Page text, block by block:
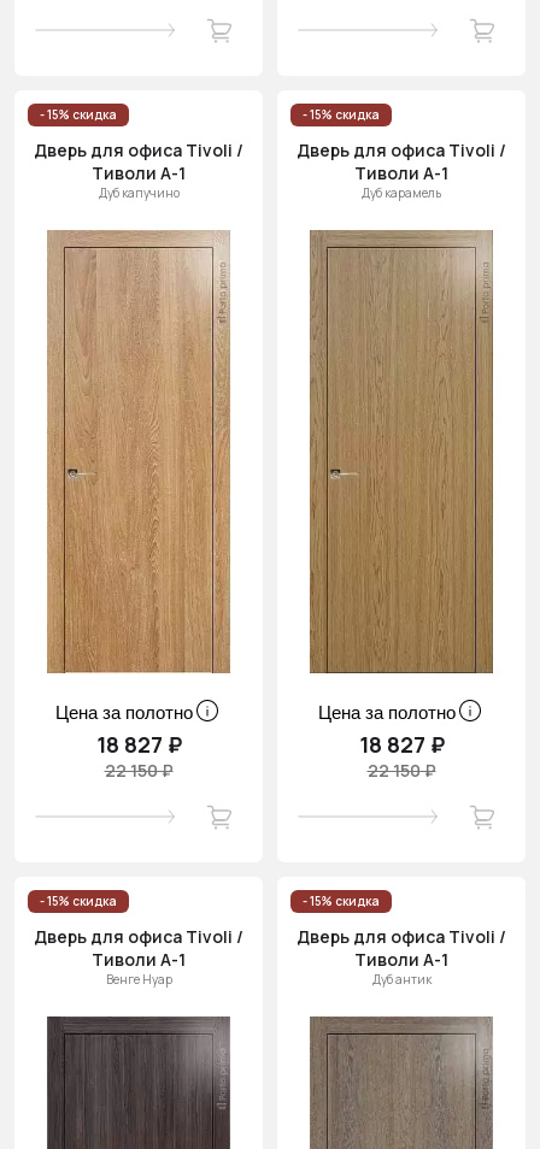
- 15% скидка
Дверь для офиса Tivoli /
Тиволи А-1
Дуб капучино
Цена за полотно
18 827 ₽
22 150 ₽
- 15% скидка
Дверь для офиса Tivoli /
Тиволи А-1
Дуб карамель
Цена за полотно
18 827 ₽
22 150 ₽
- 15% скидка
Дверь для офиса Tivoli /
Тиволи А-1
Венге Нуар
- 15% скидка
Дверь для офиса Tivoli /
Тиволи А-1
Дуб антик